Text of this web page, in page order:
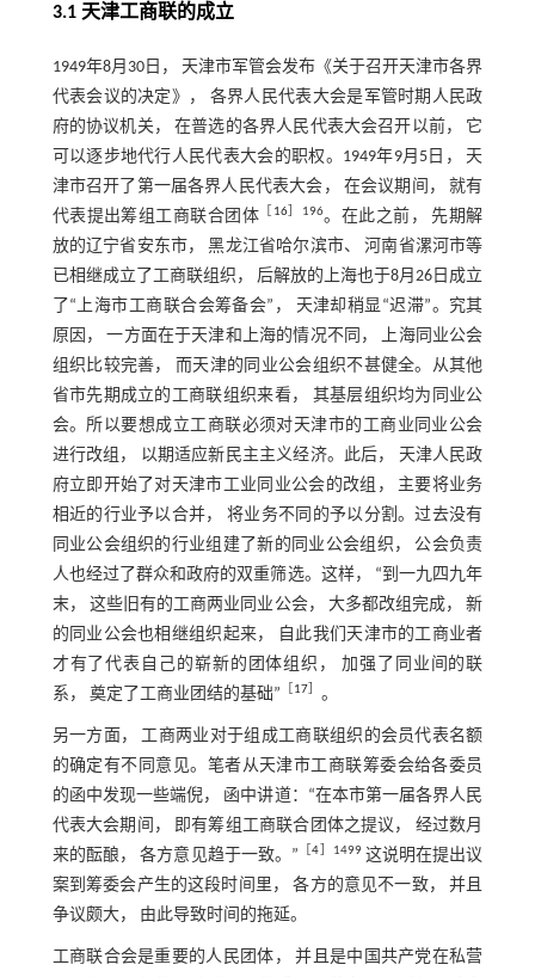
3.1 天津工商联的成立
1949年8月30日， 天津市军管会发布《关于召开天津市各界
代表会议的决定》， 各界人民代表大会是军管时期人民政
府的协议机关， 在普选的各界人民代表大会召开以前， 它
可以逐步地代行人民代表大会的职权。1949年9月5日， 天
津市召开了第一届各界人民代表大会， 在会议期间， 就有
代表提出筹组工商联合团体
16］196。在此之前， 先期解
放的辽宁省安东市， 黑龙江省哈尔滨市、 河南省漯河市等
已相继成立了工商联组织， 后解放的上海也于8月26日成立
了“上海市工商联合会筹备会”， 天津却稍显“迟滞”。究其
原因， 一方面在于天津和上海的情况不同， 上海同业公会
组织比较完善， 而天津的同业公会组织不甚健全。从其他
省市先期成立的工商联组织来看， 其基层组织均为同业公
会。所以要想成立工商联必须对天津市的工商业同业公会
进行改组， 以期适应新民主主义经济。此后， 天津人民政
府立即开始了对天津市工业同业公会的改组， 主要将业务
相近的行业予以合并， 将业务不同的予以分割。过去没有
同业公会组织的行业组建了新的同业公会组织， 公会负责
人也经过了群众和政府的双重筛选。这样， “到一九四九年
末， 这些旧有的工商两业同业公会， 大多都改组完成， 新
的同业公会也相继组织起来， 自此我们天津市的工商业者
才有了代表自己的崭新的团体组织， 加强了同业间的联
系， 奠定了工商业团结的基础”
17］ 。
另一方面， 工商两业对于组成工商联组织的会员代表名额
的确定有不同意见。笔者从天津市工商联筹委会给各委员
的函中发现一些端倪， 函中讲道：“在本市第一届各界人民
代表大会期间， 即有筹组工商联合团体之提议， 经过数月
来的酝酿， 各方意见趋于一致。”
［4 ］1499 这说明在提出议
案到筹委会产生的这段时间里， 各方的意见不一致， 并且
争议颇大， 由此导致时间的拖延。
工商联合会是重要的人民团体， 并且是中国共产党在私营